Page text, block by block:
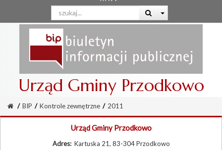
Urząd Gminy Przodkowo
/ BIP / Kontrole zewnętrzne / 2011
Urząd Gminy Przodkowo
Adres: Kartuska 21, 83-304 Przodkowo